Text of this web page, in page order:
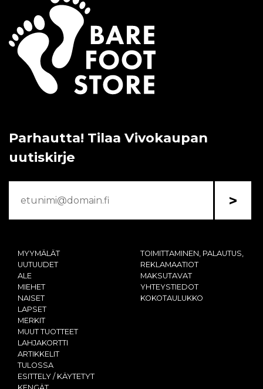
Parhautta! Tilaa Vivokaupan
uutiskirje
>
MYYMÄLÄT
UUTUUDET
ALE
MIEHET
NAISET
LAPSET
MERKIT
MUUT TUOTTEET
LAHJAKORTTI
ARTIKKELIT
TULOSSA
ESITTELY / KÄYTETYT
TOIMITTAMINEN, PALAUTUS,
REKLAMAATIOT
MAKSUTAVAT
YHTEYSTIEDOT
KOKOTAULUKKO